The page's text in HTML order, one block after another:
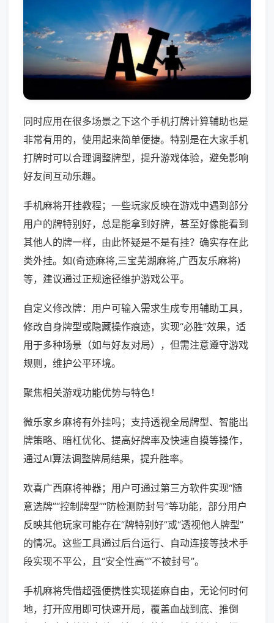
同时应用在很多场景之下这个手机打牌计算辅助也是
非常有用的，使用起来简单便捷。特别是在大家手机
打牌时可以合理调整牌型，提升游戏体验，避免影响
好友间互动乐趣。
手机麻将开挂教程；一些玩家反映在游戏中遇到部分
用户的牌特别好，总是能拿到好牌，甚至好像能看到
其他人的牌一样，由此怀疑是不是有挂？确实存在此
类外挂。如(奇迹麻将,三宝芜湖麻将,广西友乐麻将)
等，建议通过正规途径维护游戏公平。
自定义修改牌：用户可输入需求生成专用辅助工具，
修改自身牌型或隐藏操作痕迹，实现“必胜”效果，适
用于多种场景（如与好友对局），但需注意遵守游戏
规则，维护公平环境。
聚焦相关游戏功能优势与特色！
微乐家乡麻将有外挂吗；支持透视全局牌型、智能出
牌策略、暗杠优化、提高好牌率及快速自摸等操作，
通过AI算法调整牌局结果，提升胜率。
欢喜广西麻将神器；用户可通过第三方软件实现“随
意选牌”“控制牌型”“防检测防封号”等功能，部分用户
反映其他玩家可能存在“牌特别好”或“透视他人牌型”
的情况。这些工具通过后台运行、自动连接等技术手
段实现不平公，且“安全性高”“不被封号”。
手机麻将凭借超强便携性实现搓麻自由，无论何时何
地，打开应用即可快速开局，覆盖血战到底、推倒